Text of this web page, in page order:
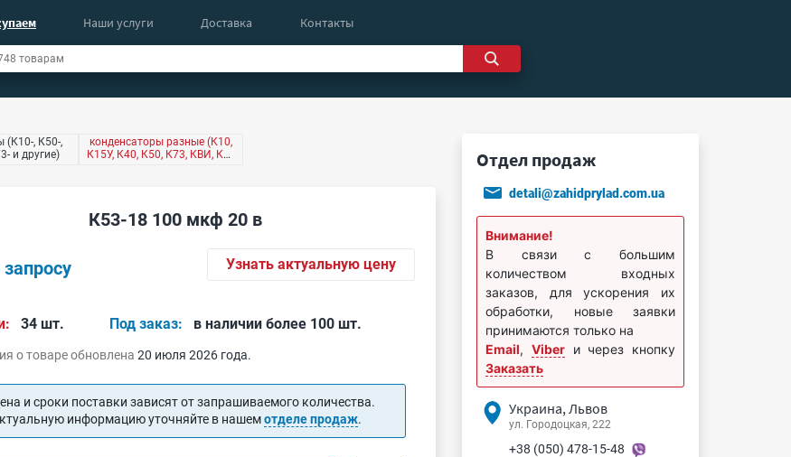
Наши услуги Доставка Контакты
(К10-, К50-,
и другие)
конденсаторы разные (К10,
К15У, К40, К50, К73, КВИ, КМ,
К53-18 100 мкф 20 в
запросу Узнать актуальную цену
34 шт. Под заказ: в наличии более 100 шт.
о товаре обновлена20 июля 2026 года.
и сроки поставки зависят от запрашиваемого количества.
информацию уточняйте в нашемотделе продаж.
Отдел продаж
detali@zahidprylad.com.ua
Внимание!
В связи с большим
количеством входных
заказов, для ускорения их
обработки, новые заявки
принимаются только на
Email, Viberи через кнопку
Заказать
Украина, Львов
ул. Городоцкая, 222
+38 (050) 478-15-48